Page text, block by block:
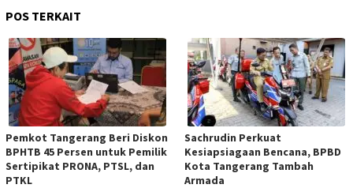
POS TERKAIT
Pemkot Tangerang Beri Diskon
BPHTB 45 Persen untuk Pemilik
Sertipikat PRONA, PTSL, dan
PTKL
Sachrudin Perkuat
Kesiapsiagaan Bencana, BPBD
Kota Tangerang Tambah
Armada